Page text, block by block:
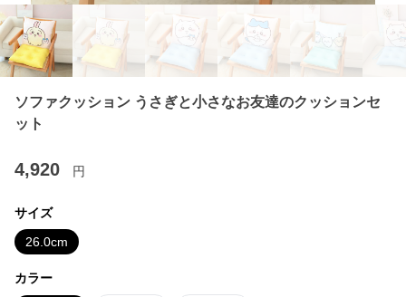
ソファクッション うさぎと小さなお友達のクッションセ
ット
4,920 円
サイズ
26.0cm
カラー